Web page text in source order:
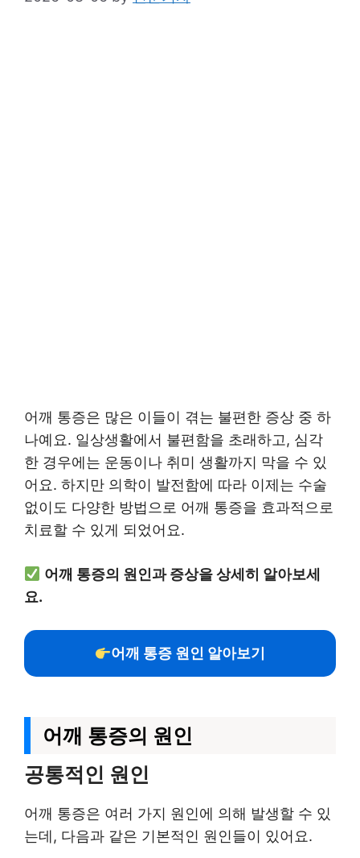
어깨 통증은 많은 이들이 겪는 불편한 증상 중 하
나예요. 일상생활에서 불편함을 초래하고, 심각
한 경우에는 운동이나 취미 생활까지 막을 수 있
어요. 하지만 의학이 발전함에 따라 이제는 수술
없이도 다양한 방법으로 어깨 통증을 효과적으로
치료할 수 있게 되었어요.
어깨 통증의 원인과 증상을 상세히 알아보세
요.
어깨 통증 원인 알아보기
어깨 통증의 원인
공통적인 원인
어깨 통증은 여러 가지 원인에 의해 발생할 수 있
는데, 다음과 같은 기본적인 원인들이 있어요.